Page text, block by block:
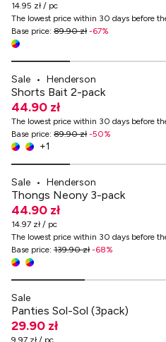
14.95 zł / pc
The lowest price within 30 days before
Base price: 89.90 zł -67%
Sale • Henderson
Shorts Bait 2-pack
44.90 zł
The lowest price within 30 days before
Base price: 89.90 zł -50%
+1
Sale • Henderson
Thongs Neony 3-pack
44.90 zł
14.97 zł / pc
The lowest price within 30 days before
Base price: 139.90 zł -68%
-70% przy zakupach za min. 349 zł
Sale
Panties Sol-Sol (3pack)
29.90 zł
9.97 zł / pc